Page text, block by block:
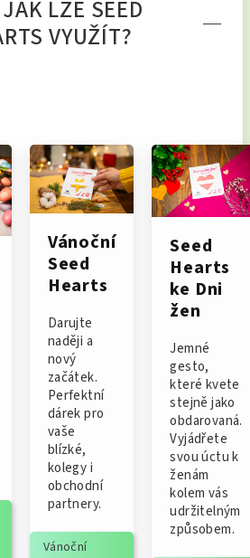
LZE SEED
VYUŽÍT?
Vánoční
Seed
Hearts
Darujte
naději a
nový
začátek.
Perfektní
dárek pro
vaše
blízké,
kolegy i
obchodní
partnery.
Vánoční
Seed
Hearts
ke Dni
žen
Jemné
gesto,
které kvete
stejně jako
obdarovaná.
Vyjádřete
svou úctu k
ženám
kolem vás
udržitelným
způsobem.